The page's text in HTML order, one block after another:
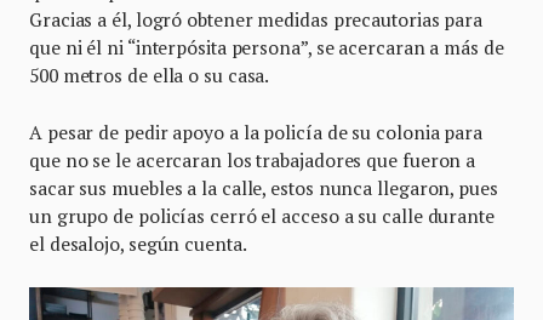
Gracias a él, logró obtener medidas precautorias para
que ni él ni “interpósita persona”, se acercaran a más de
500 metros de ella o su casa.
A pesar de pedir apoyo a la policía de su colonia para
que no se le acercaran los trabajadores que fueron a
sacar sus muebles a la calle, estos nunca llegaron, pues
un grupo de policías cerró el acceso a su calle durante
el desalojo, según cuenta.